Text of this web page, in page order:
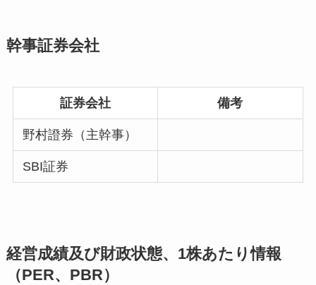
幹事証券会社
証券会社 備考
野村證券（主幹事）
SBI証券
経営成績及び財政状態、1株あたり情報
（PER、PBR）